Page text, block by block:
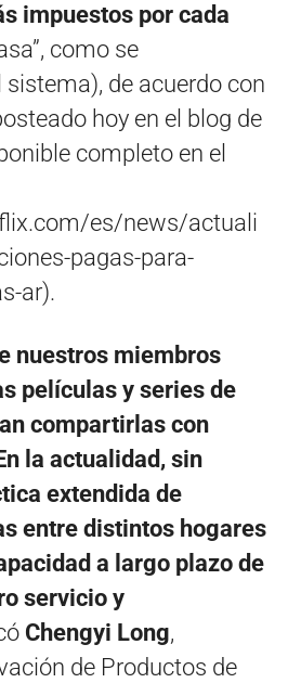
impuestos por cada
como se
de acuerdo con
hoy en el blog de
completo en el
es/news/actuali
pagas-para-
ar).
nuestros miembros
películas y series de
compartirlas con
la actualidad, sin
extendida de
entre distintos hogares
a largo plazo de
servicio y
Chengyi Long,
de Productos de